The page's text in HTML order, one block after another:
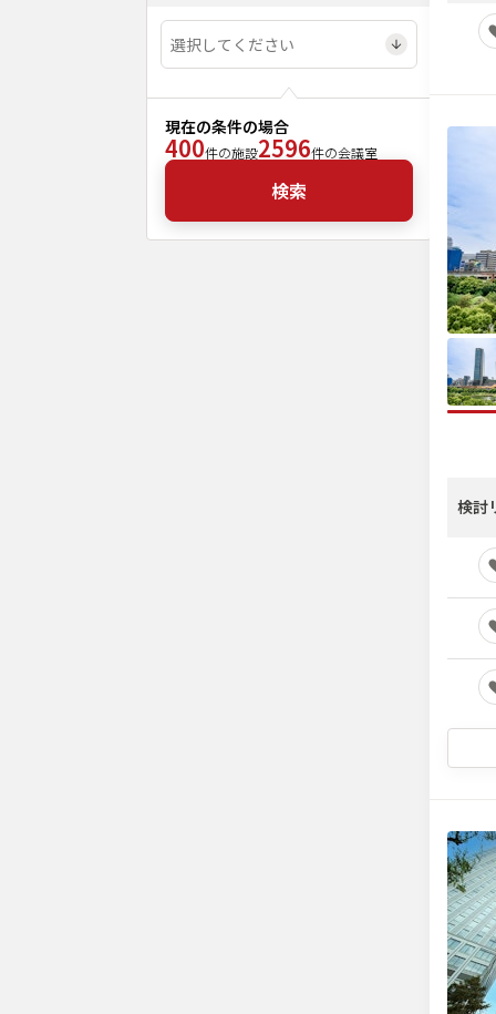
現在の条件の場合
400件の施設2596件の会議室
検索
検討